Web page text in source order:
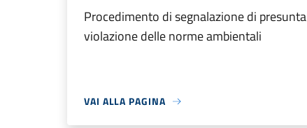
Procedimento di segnalazione di presunta
violazione delle norme ambientali
VAI ALLA PAGINA